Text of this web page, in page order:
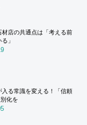
材店の共通点は「考える前
」
入る常識を変える！「信頼
化を